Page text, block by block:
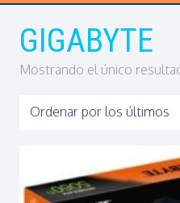
GIGABYTE
Mostrando el único